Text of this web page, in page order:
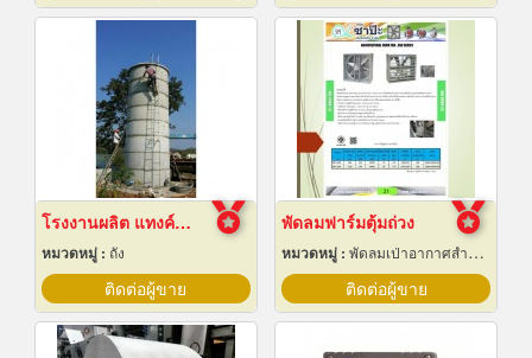
โรงงานผลิต แทงค์น้ำคอนกรีตสำเร็จรูป
หมวดหมู่ : ถัง
ติดต่อผู้ขาย
พัดลมฟาร์มตุ้มถ่วง
หมวดหมู่ : พัดลมเป่าอากาศสำหรับอุตสาหกรรม
ติดต่อผู้ขาย